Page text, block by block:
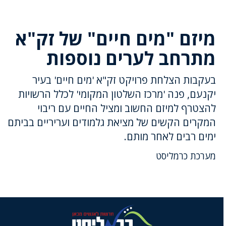
מיזם "מים חיים" של זק"א
מתרחב לערים נוספות
בעקבות הצלחת פרויקט זק"א 'מים חיים' בעיר
יקנעם, פנה 'מרכז השלטון המקומי' לכלל הרשויות
להצטרף למיזם החשוב ומציל החיים עם ריבוי
המקרים הקשים של מציאת גלמודים ועריריים בביתם
ימים רבים לאחר מותם.
מערכת כרמליסט